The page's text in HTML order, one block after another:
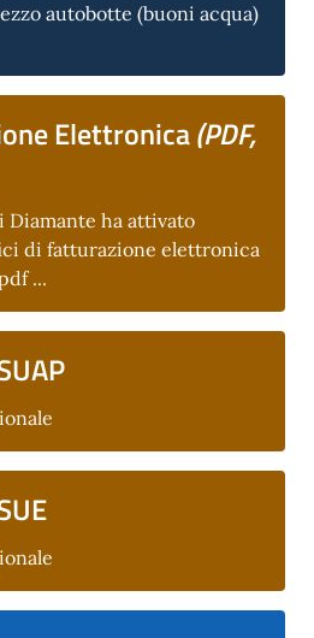
autobotte (buoni acqua)
Elettronica(PDF,
Diamante ha attivato
di fatturazione elettronica
...